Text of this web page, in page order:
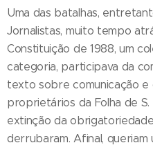
Uma das batalhas,
Jornalistas, muito tempo
Constituição de 1988, um
categoria, participava da
texto sobre comunicação e
proprietários da Folha de
extinção da
derrubaram. Afinal, queriam